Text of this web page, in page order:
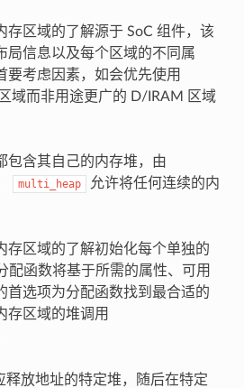
存区域的了解源于 SoC 组件，该
局信息以及每个区域的不同属
要考虑因素，如会优先使用
域而非用途更广的 D/IRAM 区域
包含其自己的内存堆，由
multi_heap
允许将任何连续的内
存区域的了解初始化每个单独的
配函数将基于所需的属性、可用
首选项为分配函数找到最合适的
存区域的堆调用
释放地址的特定堆，随后在特定